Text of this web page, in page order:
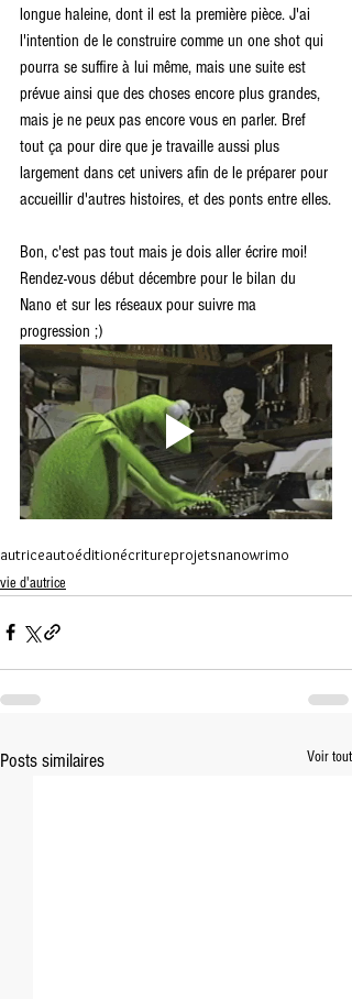
longue haleine, dont il est la première pièce. J'ai
l'intention de le construire comme un one shot qui
pourra se suffire à lui même, mais une suite est
prévue ainsi que des choses encore plus grandes,
mais je ne peux pas encore vous en parler. Bref
tout ça pour dire que je travaille aussi plus
largement dans cet univers afin de le préparer pour
accueillir d'autres histoires, et des ponts entre elles.
Bon, c'est pas tout mais je dois aller écrire moi!
Rendez-vous début décembre pour le bilan du
Nano et sur les réseaux pour suivre ma
progression ;)
autriceautoéditionécritureprojetsnanowrimo
vie d'autrice
Posts similaires Voir tout